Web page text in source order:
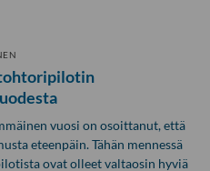
vuosi on osoittanut, että
eteenpäin. Tähän mennessä
ovat olleet valtaosin hyviä